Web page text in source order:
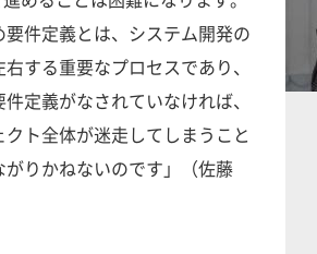
要件定義とは、システム開発の
する重要なプロセスであり、
定義がなされていなければ、
クト全体が迷走してしまうこと
がりかねないのです」（佐藤